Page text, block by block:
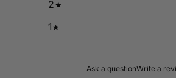
2
1
Ask a questionWrite a